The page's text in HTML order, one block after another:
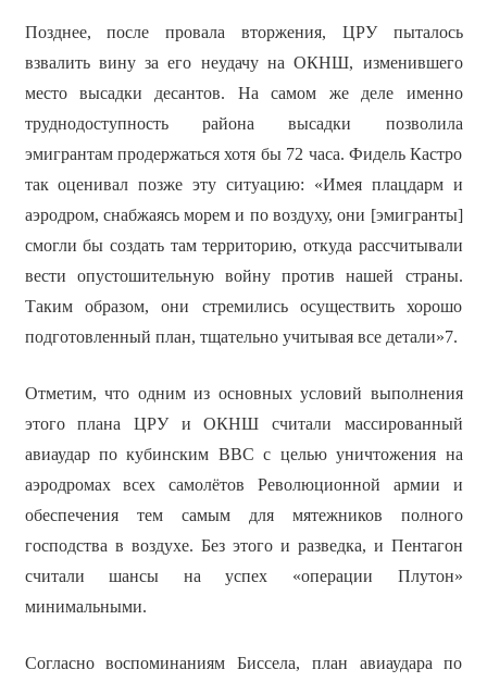
Позднее, после провала вторжения, ЦРУ пыталось
взвалить вину за его неудачу на ОКНШ, изменившего
место высадки десантов. На самом же деле именно
труднодоступность района высадки позволила
эмигрантам продержаться хотя бы 72 часа. Фидель Кастро
так оценивал позже эту ситуацию: «Имея плацдарм и
аэродром, снабжаясь морем и по воздуху, они [эмигранты]
смогли бы создать там территорию, откуда рассчитывали
вести опустошительную войну против нашей страны.
Таким образом, они стремились осуществить хорошо
подготовленный план, тщательно учитывая все детали»7.
Отметим, что одним из основных условий выполнения
этого плана ЦРУ и ОКНШ считали массированный
авиаудар по кубинским ВВС с целью уничтожения на
аэродромах всех самолётов Революционной армии и
обеспечения тем самым для мятежников полного
господства в воздухе. Без этого и разведка, и Пентагон
считали шансы на успех «операции Плутон»
минимальными.
Согласно воспоминаниям Биссела, план авиаудара по